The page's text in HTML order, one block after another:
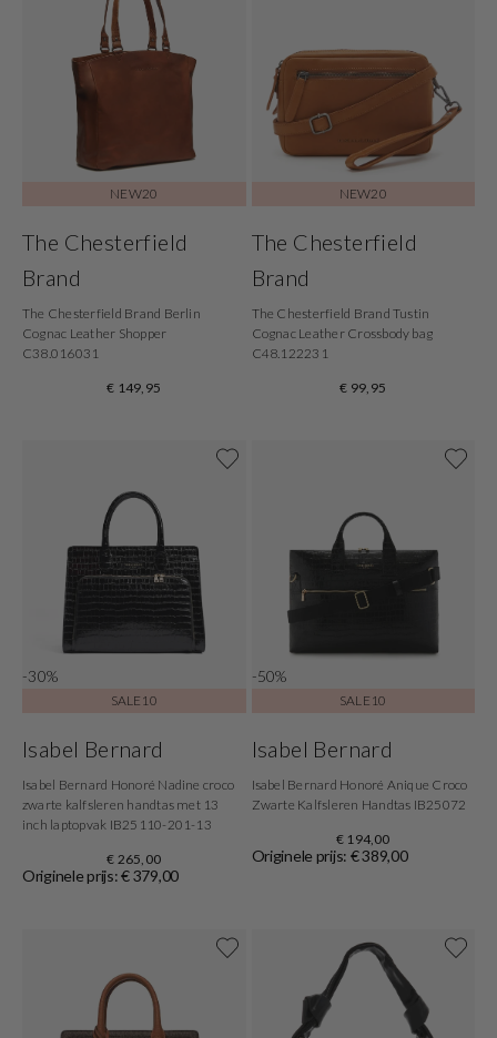
NEW20
The Chesterfield
Brand
The Chesterfield Brand Berlin
Cognac Leather Shopper
C38.016031
€ 149,95
NEW20
The Chesterfield
Brand
The Chesterfield Brand Tustin
Cognac Leather Crossbody bag
C48.122231
€ 99,95
-30%
SALE10
Isabel Bernard
Isabel Bernard Honoré Nadine croco
zwarte kalfsleren handtas met 13
inch laptopvak IB25110-201-13
€ 265,00
Originele prijs: € 379,00
-50%
SALE10
Isabel Bernard
Isabel Bernard Honoré Anique Croco
Zwarte Kalfsleren Handtas IB25072
€ 194,00
Originele prijs: € 389,00